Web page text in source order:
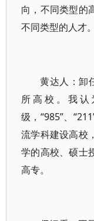
向，不同类型的
不同类型的人才。
黄达人：卸
所高校。我
级，“985”、
流学科建设高校
学的高校、硕士
高专。